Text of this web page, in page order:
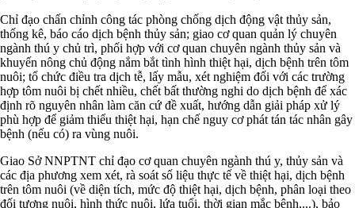
Chỉ đạo chấn chỉnh công tác phòng chống dịch động vật thủy sản,
thống kê, báo cáo dịch bệnh thủy sản; giao cơ quan quản lý chuyên
ngành thú y chủ trì, phối hợp với cơ quan chuyên ngành thủy sản và
khuyến nông chủ động nắm bắt tình hình thiệt hại, dịch bệnh trên tôm
nuôi; tổ chức điều tra dịch tễ, lấy mẫu, xét nghiệm đối với các trường
hợp tôm nuôi bị chết nhiều, chết bất thường nghi do dịch bệnh để xác
định rõ nguyên nhân làm căn cứ đề xuất, hướng dẫn giải pháp xử lý
phù hợp để giảm thiểu thiệt hại, hạn chế nguy cơ phát tán tác nhân gây
bệnh (nếu có) ra vùng nuôi.
Giao Sở NNPTNT chỉ đạo cơ quan chuyên ngành thú y, thủy sản và
các địa phương xem xét, rà soát số liệu thực tế về thiệt hại, dịch bệnh
trên tôm nuôi (về diện tích, mức độ thiệt hại, dịch bệnh, phân loại theo
đối tượng nuôi, hình thức nuôi, lứa tuổi, thời gian mắc bệnh,...), bảo